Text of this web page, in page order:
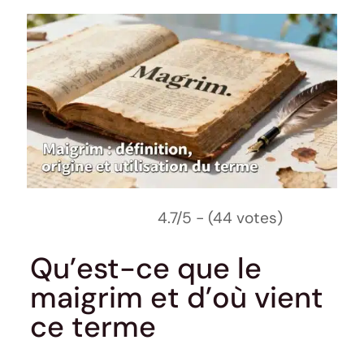
4.7/5 - (44 votes)
Qu’est-ce que le
maigrim et d’où vient
ce terme